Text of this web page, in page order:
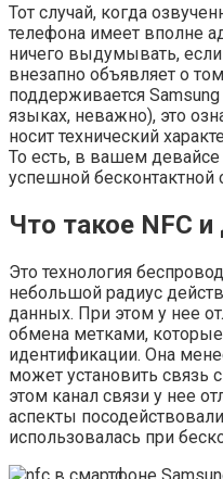
Тот случай, когда
телефона имеет вполне
ничего выдумывать,
внезапно объявляет о
поддерживается
языках, неважно), это
носит технический
То есть, в вашем девайсе
успешной бесконтактной
Что такое NFC
Это технология
небольшой радиус
данных. При этом у нее
обмена метками,
идентификации. Она
может установить связь
этом канал связи у нее
аспекты
использовалась при